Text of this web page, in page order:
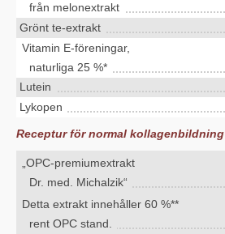
från melonextrakt
Grönt te-extrakt
Vitamin E-föreningar,
naturliga 25 %*
Lutein
Lykopen
Receptur för normal kollagenbildning
„OPC-premiumextrakt
Dr. med. Michalzik“
Detta extrakt innehåller 60 %**
rent OPC stand.